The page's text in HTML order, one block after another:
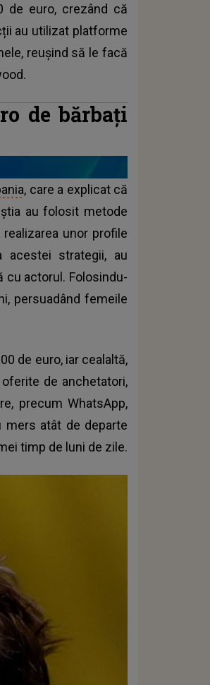
de euro, crezând că
au utilizat platforme
reușind să le facă
de bărbați
, care a explicat că
au folosit metode
unor profile
acestei strategii, au
actorul. Folosindu-
persuadând femeile
de euro, iar cealaltă,
de anchetatori,
precum WhatsApp,
mers atât de departe
timp de luni de zile.